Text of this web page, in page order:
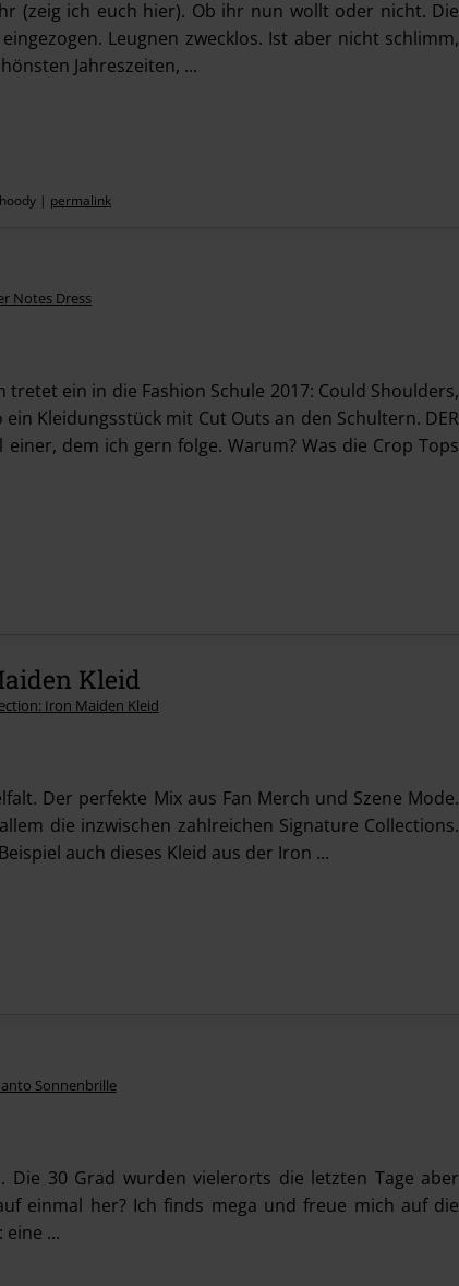
(zeig ich euch hier). Ob ihr nun wollt oder nicht. Die
Leugnen zwecklos. Ist aber nicht schlimm,
Jahreszeiten, ...
| permalink
ein in die Fashion Schule 2017: Could Shoulders,
Kleidungsstück mit Cut Outs an den Schultern. DER
dem ich gern folge. Warum? Was die Crop Tops
Kleid
Der perfekte Mix aus Fan Merch und Szene Mode.
die inzwischen zahlreichen Signature Collections.
auch dieses Kleid aus der Iron ...
30 Grad wurden vielerorts die letzten Tage aber
einmal her? Ich finds mega und freue mich auf die
...